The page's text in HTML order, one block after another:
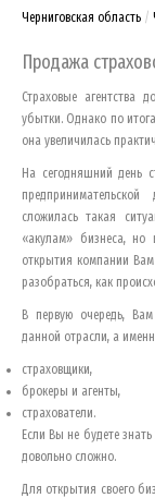
Черниговская область
Продажа
Страховые агентства
убытки. Однако по
она увеличилась
На сегодняшний день
сложилась такая
«акулам» бизнеса,
открытия компании
разобраться, как
В первую очередь,
данной отрасли, а
страховщики,
брокеры и агенты,
страхователи.
Если Вы не будете
довольно сложно.
Для открытия своего